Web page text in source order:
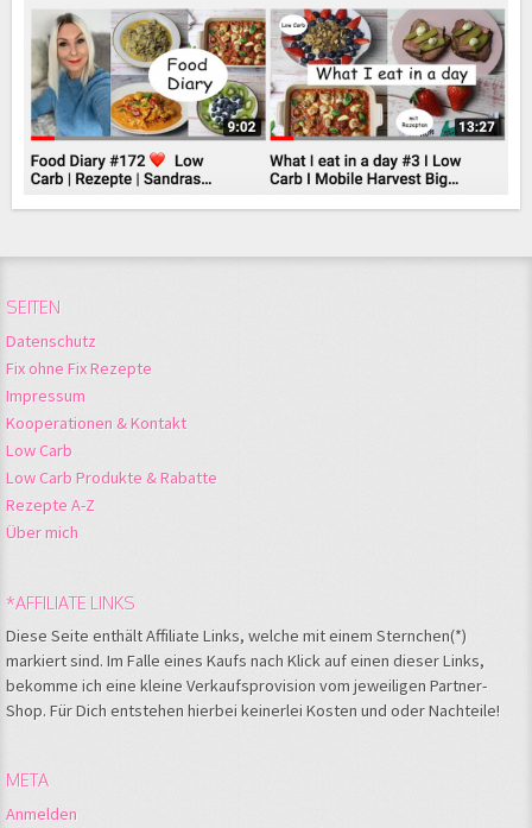
SEITEN
Datenschutz
Fix ohne Fix Rezepte
Impressum
Kooperationen & Kontakt
Low Carb
Low Carb Produkte & Rabatte
Rezepte A-Z
Über mich
*AFFILIATE LINKS
Diese Seite enthält Affiliate Links, welche mit einem Sternchen(*)
markiert sind. Im Falle eines Kaufs nach Klick auf einen dieser Links,
bekomme ich eine kleine Verkaufsprovision vom jeweiligen Partner-
Shop. Für Dich entstehen hierbei keinerlei Kosten und oder Nachteile!
META
Anmelden